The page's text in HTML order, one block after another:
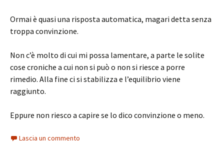
Ormai è quasi una risposta automatica, magari detta senza
troppa convinzione.
Non c’è molto di cui mi possa lamentare, a parte le solite
cose croniche a cui non si può o non si riesce a porre
rimedio. Alla fine ci si stabilizza e l’equilibrio viene
raggiunto.
Eppure non riesco a capire se lo dico convinzione o meno.
Lascia un commento